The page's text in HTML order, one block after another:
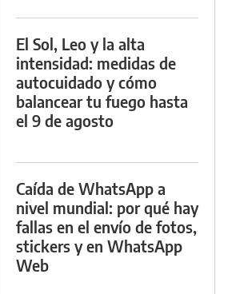
El Sol, Leo y la alta
intensidad: medidas de
autocuidado y cómo
balancear tu fuego hasta
el 9 de agosto
Caída de WhatsApp a
nivel mundial: por qué hay
fallas en el envío de fotos,
stickers y en WhatsApp
Web